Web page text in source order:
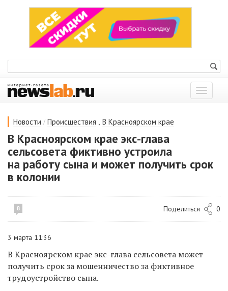
Показать
меню
Новости / Происшествия , В Красноярском крае
В Красноярском крае экс-глава
сельсовета фиктивно устроила
на работу сына и может получить срок
в колонии
8 Поделиться 0
3 марта 11:36
В Красноярском крае экс-глава сельсовета может
получить срок за мошенничество за фиктивное
трудоустройство сына.